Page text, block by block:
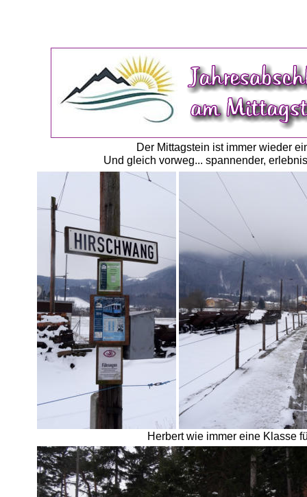
Der Mittagstein ist immer wieder
Und gleich vorweg... spannender,
Herbert wie immer eine Klasse